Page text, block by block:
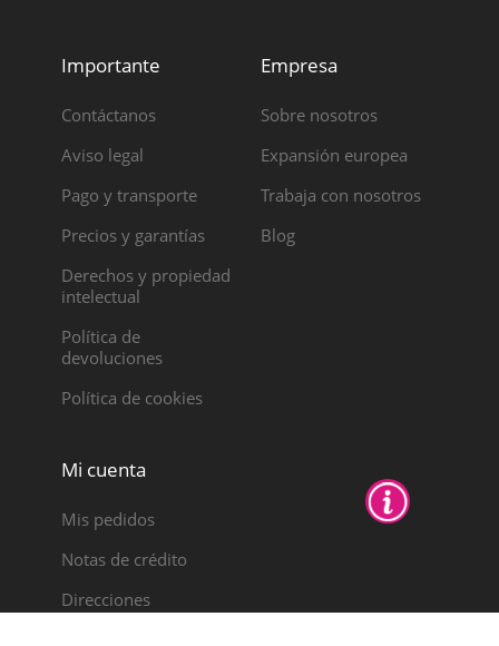
Importante
Contáctanos
Aviso legal
Pago y transporte
Precios y garantías
Derechos y propiedad
intelectual
Política de
devoluciones
Política de cookies
Empresa
Sobre nosotros
Expansión europea
Trabaja con nosotros
Blog
Mi cuenta
Mis pedidos
Notas de crédito
Direcciones